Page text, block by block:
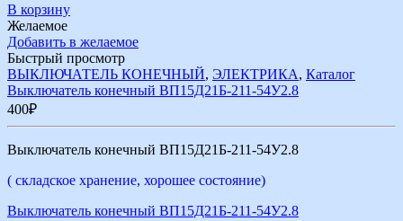
В корзину
Желаемое
Добавить в желаемое
Быстрый просмотр
ВЫКЛЮЧАТЕЛЬ КОНЕЧНЫЙ, ЭЛЕКТРИКА, Каталог
Выключатель конечный ВП15Д21Б-211-54У2.8
400₽
Выключатель конечный ВП15Д21Б-211-54У2.8
( складское хранение, хорошее состояние)
Выключатель конечный ВП15Д21Б-211-54У2.8